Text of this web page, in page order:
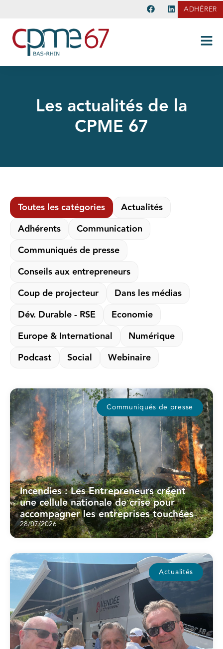
ADHÉRER
Les actualités de la
CPME 67
Actualités
Adhérents
Communication
Communiqués de presse
Conseils aux entrepreneurs
Coup de projecteur
Dans les médias
Dév. Durable - RSE
Economie
Europe & International
Numérique
Podcast
Social Webinaire
Toutes les catégories
Communiqués de presse
Incendies : Les Entrepreneurs créent
une cellule nationale de crise pour
accompagner les entreprises touchées
28/07/2026
Actualités